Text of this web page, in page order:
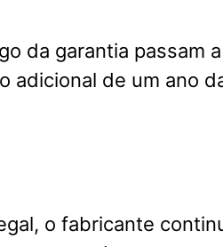
da garantia passam a
adicional de um ano
o fabricante